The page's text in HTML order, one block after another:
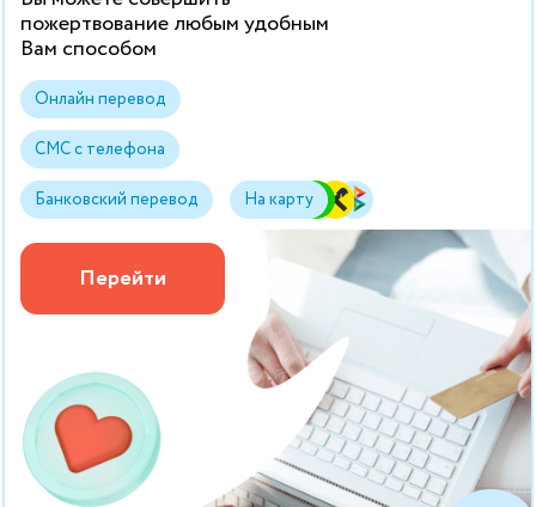
пожертвование любым удобным
Вам способом
Онлайн перевод
СМС с телефона
Банковский перевод На карту
Перейти